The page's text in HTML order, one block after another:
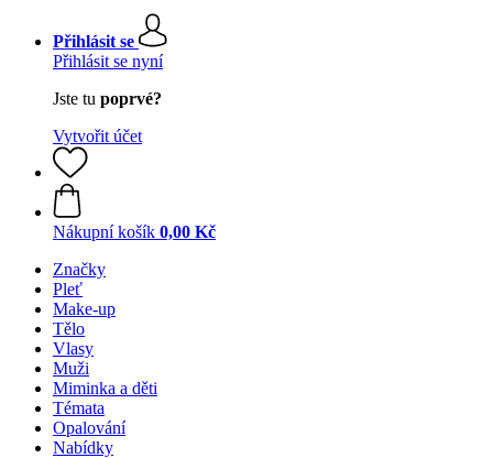
Přihlásit se
Přihlásit se nyní
Jste tu poprvé?
Vytvořit účet
Nákupní košík 0,00 Kč
Značky
Pleť
Make-up
Tělo
Vlasy
Muži
Miminka a děti
Témata
Opalování
Nabídky